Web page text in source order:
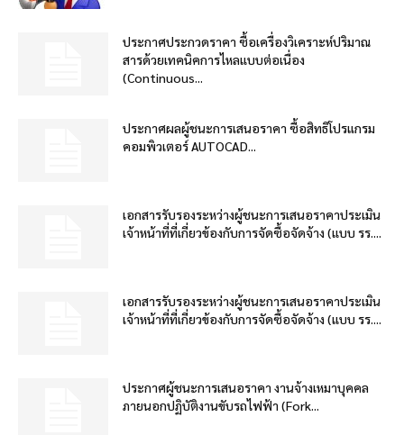
ประกาศประกวดราคา ซื้อเครื่องวิเคราะห์ปริมาณ
สารด้วยเทคนิคการไหลแบบต่อเนื่อง
(Continuous...
ประกาศผลผู้ชนะการเสนอราคา ซื้อสิทธิโปรแกรม
คอมพิวเตอร์ AUTOCAD...
เอกสารรับรองระหว่างผู้ชนะการเสนอราคาประเมิน
เจ้าหน้าที่ที่เกี่ยวข้องกับการจัดซื้อจัดจ้าง (แบบ รร....
เอกสารรับรองระหว่างผู้ชนะการเสนอราคาประเมิน
เจ้าหน้าที่ที่เกี่ยวข้องกับการจัดซื้อจัดจ้าง (แบบ รร....
ประกาศผู้ชนะการเสนอราคา งานจ้างเหมาบุคคล
ภายนอกปฏิบัติงานขับรถไฟฟ้า (Fork...